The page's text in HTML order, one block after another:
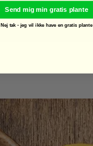
Send mig min gratis plante
Nej tak - jeg vil ikke have en gratis plante